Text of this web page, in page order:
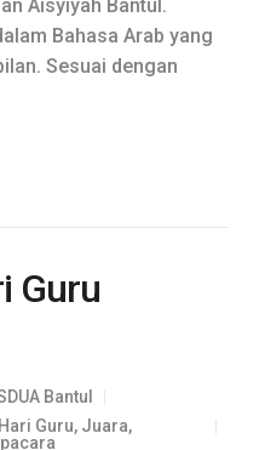
Aisyiyah Bantul.
Bahasa Arab yang
Sesuai dengan
Guru
Bantul
Hari Guru, Juara,